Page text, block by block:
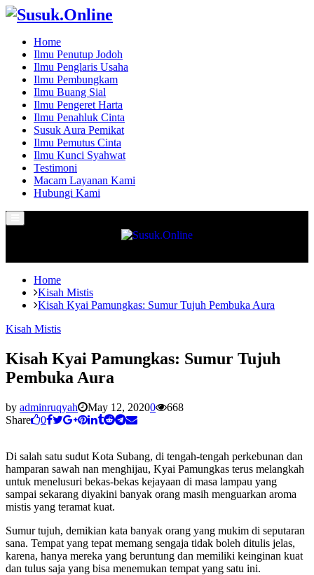
Home
Ilmu Penutup Jodoh
Ilmu Penglaris Usaha
Ilmu Pembungkam
Ilmu Buang Sial
Ilmu Pengeret Harta
Ilmu Penahluk Cinta
Susuk Aura Pemikat
Ilmu Pemutus Cinta
Ilmu Kunci Syahwat
Testimoni
Macam Layanan Kami
Hubungi Kami
Menu
Home
Kisah Mistis
Kisah Kyai Pamungkas: Sumur Tujuh Pembuka Aura
Kisah Mistis
Kisah Kyai Pamungkas: Sumur Tujuh
Pembuka Aura
by adminruqyah May 12, 20200
668
Share
0
Di salah satu sudut Kota Subang, di tengah-tengah perkebunan dan
hamparan sawah nan menghijau, Kyai Pamungkas terus melangkah
untuk menelusuri bekas-bekas kejayaan di masa lampau yang
sampai sekarang diyakini banyak orang masih menguarkan aroma
mistis yang teramat kuat.
Sumur tujuh, demikian kata banyak orang yang mukim di seputaran
sana. Tempat yang tepat memang sengaja tidak boleh ditulis jelas,
karena, hanya mereka yang beruntung dan memiliki keinginan kuat
dan tulus saja yang bisa menemukan tempat yang satu ini.